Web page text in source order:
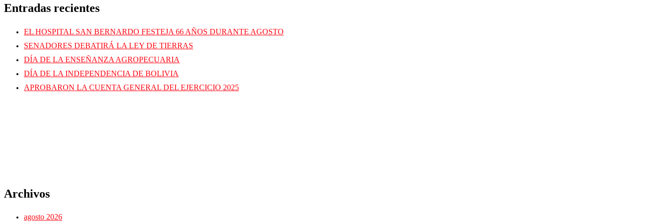
Entradas recientes
EL HOSPITAL SAN BERNARDO FESTEJA 66 AÑOS DURANTE AGOSTO
SENADORES DEBATIRÁ LA LEY DE TIERRAS
DÍA DE LA ENSEÑANZA AGROPECUARIA
DÍA DE LA INDEPENDENCIA DE BOLIVIA
APROBARON LA CUENTA GENERAL DEL EJERCICIO 2025
Archivos
agosto 2026